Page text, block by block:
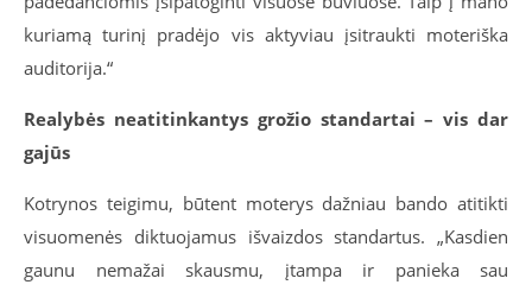
kuriamą turinį pradėjo vis aktyviau įsitraukti moteriška
auditorija.“
Realybės neatitinkantys grožio standartai – vis dar
gajūs
Kotrynos teigimu, būtent moterys dažniau bando atitikti
visuomenės diktuojamus išvaizdos standartus. „Kasdien
gaunu nemažai skausmu, įtampa ir panieka sau